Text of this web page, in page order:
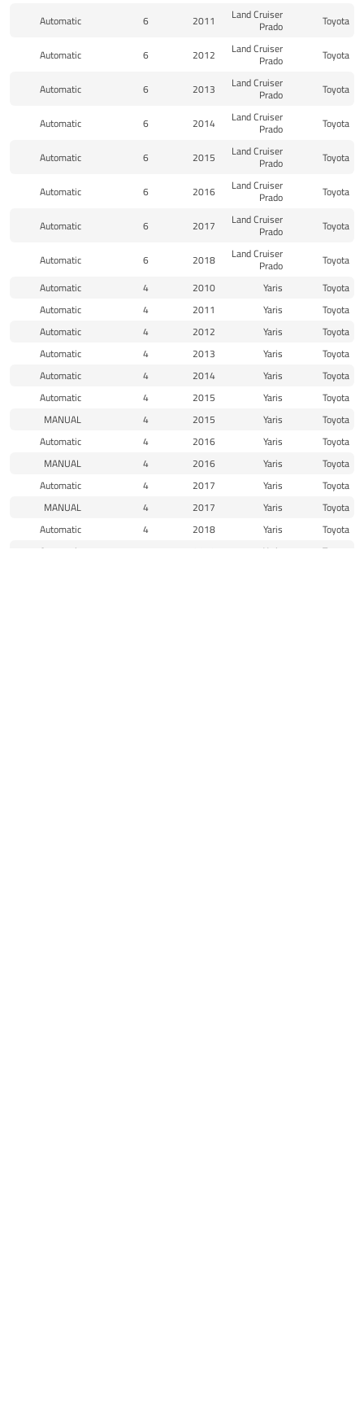
Toyota
Land Cruiser
Prado
2011
6
Automatic
Toyota
Land Cruiser
Prado
2012
6
Automatic
Toyota
Land Cruiser
Prado
2013
6
Automatic
Toyota
Land Cruiser
Prado
2014
6
Automatic
Toyota
Land Cruiser
Prado
2015
6
Automatic
Toyota
Land Cruiser
Prado
2016
6
Automatic
Toyota
Land Cruiser
Prado
2017
6
Automatic
Toyota
Land Cruiser
Prado
2018
6
Automatic
Toyota
Yaris
2010
4
Automatic
Toyota
Yaris
2011
4
Automatic
Toyota
Yaris
2012
4
Automatic
Toyota
Yaris
2013
4
Automatic
Toyota
Yaris
2014
4
Automatic
Toyota
Yaris
2015
4
Automatic
Toyota
Yaris
2015
4
MANUAL
Toyota
Yaris
2016
4
Automatic
Toyota
Yaris
2016
4
MANUAL
Toyota
Yaris
2017
4
Automatic
Toyota
Yaris
2017
4
MANUAL
Toyota
Yaris
2018
4
Automatic
Toyota
Yaris
Automatic